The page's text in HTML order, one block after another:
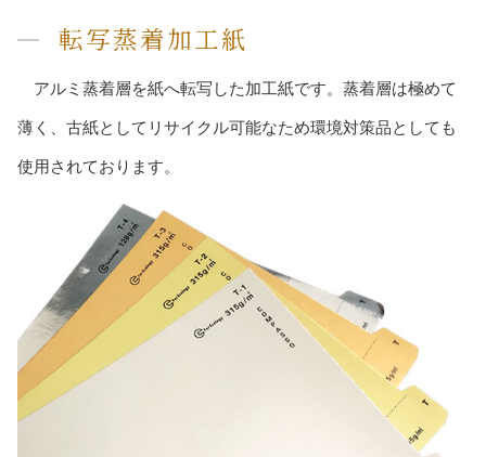
転写蒸着加工紙
アルミ蒸着層を紙へ転写した加工紙です。蒸着層は極めて
薄く、古紙としてリサイクル可能なため環境対策品としても
使用されております。